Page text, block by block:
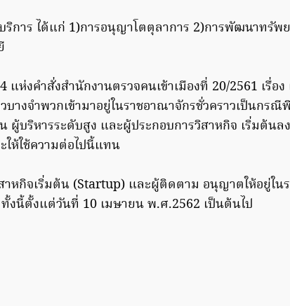
ริการ ได้แก่ 1)การอนุญาโตตุลาการ 2)การพัฒนาทรั
แห่งคำสั่งสำนักงานตรวจคนเข้าเมืองที่ 20/2561 เรื่อ
างจำพวกเข้ามาอยู่ในราชอาณาจักรชั่วคราวเป็นกรณี
ผู้บริหารระดับสูง และผู้ประกอบการวิสาหกิจ เริ่มต้นล
ห้ใช้ความต่อไปนี้แทน
าหกิจเริ่มต้น (Startup) และผู้ติดตาม อนุญาตให้อยู่ใน
ทั้งนี้ตั้งแต่วันที่ 10 เมษายน พ.ศ.2562 เป็นต้นไป